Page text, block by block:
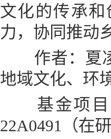
文化的传承
力，协同推动
作者：夏凌
地域文化、环
基金项目
22A0491（在